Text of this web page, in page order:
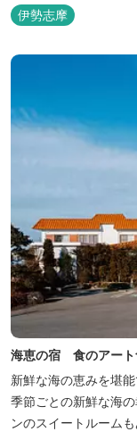
伊勢志摩
海恵の宿 食のアート
新鮮な海の恵みを堪
季節ごとの新鮮な海
ンのスイートルームも